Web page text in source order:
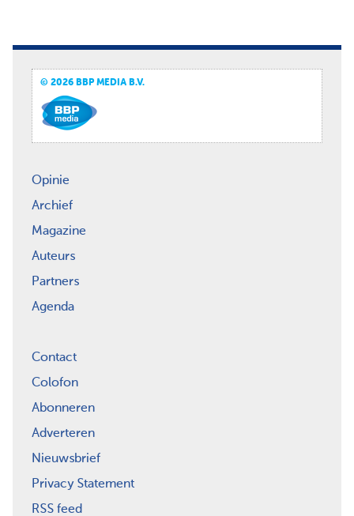
© 2026 BBP MEDIA B.V.
Opinie
Archief
Magazine
Auteurs
Partners
Agenda
Contact
Colofon
Abonneren
Adverteren
Nieuwsbrief
Privacy Statement
RSS feed